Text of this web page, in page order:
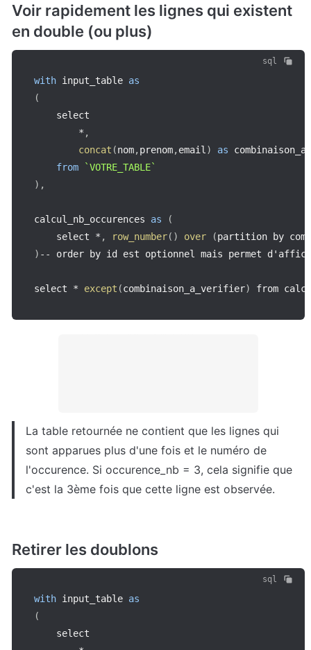
Voir rapidement les lignes qui existent
en double (ou plus)
sql
with input_table as
(
    select
* ,
concat (nom,prenom,email ) as
from
`VOTRE_TABLE`
) ,
calcul_nb_occurences as
(
    select
* , row_number( ) over (partition by
) -- order by id est optionnel mais permet
select * except (combinaison_a_verifier) from
La table retournée ne contient que les lignes qui
sont apparues plus d'une fois et le numéro de
l'occurence. Si occurence_nb = 3, cela signifie que
c'est la 3ème fois que cette ligne est observée.
Retirer les doublons
sql
with input_table as
(
    select